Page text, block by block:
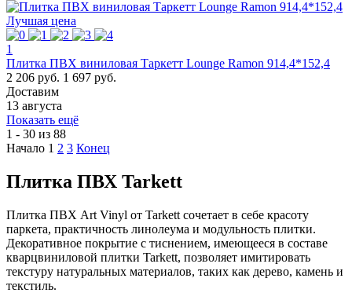
Лучшая цена
1
Плитка ПВХ виниловая Таркетт Lounge Ramon 914,4*152,4
2 206 руб. 1 697 руб.
Доставим
13 августа
Показать ещё
1 - 30 из 88
Начало 1 2 3 Конец
Плитка ПВХ Tarkett
Плитка ПВХ Art Vinyl от Tarkett сочетает в себе красоту
паркета, практичность линолеума и модульность плитки.
Декоративное покрытие с тиснением, имеющееся в составе
кварцвиниловой плитки Tarkett, позволяет имитировать
текстуру натуральных материалов, таких как дерево, камень и
текстиль.